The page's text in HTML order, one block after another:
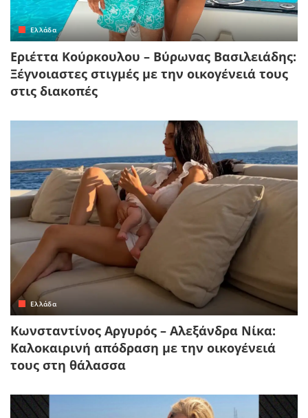
Ελλάδα
Εριέττα Κούρκουλου – Βύρωνας Βασιλειάδης:
Ξέγνοιαστες στιγμές με την οικογένειά τους
στις διακοπές
Ελλάδα
Κωνσταντίνος Αργυρός – Αλεξάνδρα Νίκα:
Καλοκαιρινή απόδραση με την οικογένειά
τους στη θάλασσα